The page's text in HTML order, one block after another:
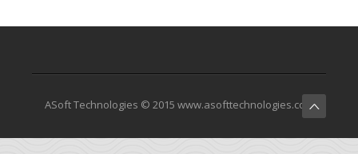
ASoft Technologies © 2015 www.asofttechnologies.com